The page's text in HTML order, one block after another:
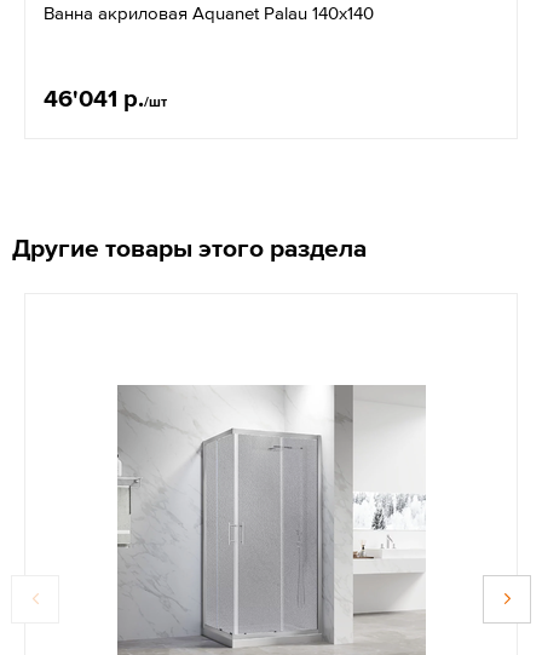
Ванна акриловая Aquanet Palau 140х140
46'041 р./шт
Другие товары этого раздела